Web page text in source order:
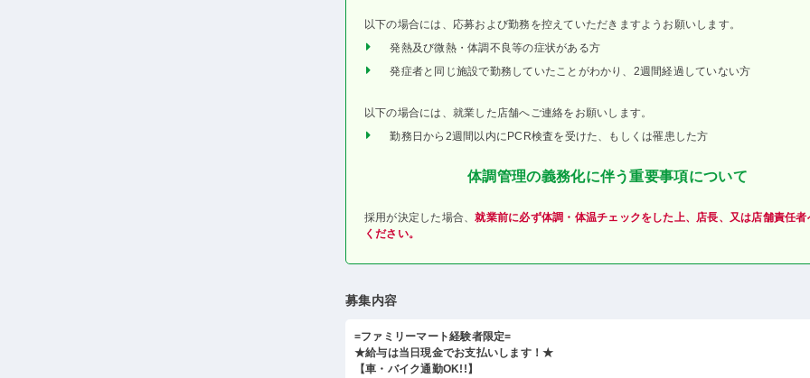
以下の場合には、応募および勤務を控えていただきますようお願いします。
発熱及び微熱・体調不良等の症状がある方
発症者と同じ施設で勤務していたことがわかり、2週間経過していない方
以下の場合には、就業した店舗へご連絡をお願いします。
勤務日から2週間以内にPCR検査を受けた、もしくは罹患した方
体調管理の義務化に伴う重要事項について
採用が決定した場合、就業前に必ず体調・体温チェックをした上、店長、又は店舗責任者
ください。
募集内容
=ファミリーマート経験者限定=
★給与は当日現金でお支払いします！★
【車・バイク通勤OK!!】